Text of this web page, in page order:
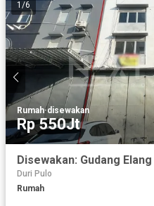
1 /6
Rumah·disewakan
Rp 550Jt
Duri Pulo
Rumah